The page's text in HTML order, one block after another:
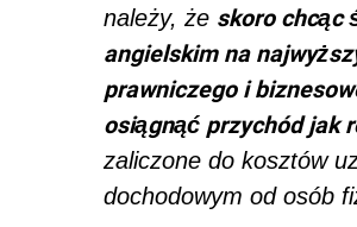
należy, że skoro chcąc
angielskim na
prawniczego i
osiągnąć przychód jak
zaliczone do kosztów
dochodowym od osób